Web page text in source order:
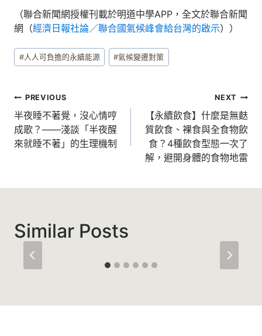
（聯合新聞網授權刊載於明道中學APP，全文於聯合新聞
網（經濟日報社論／聯合國氣候峰會給台灣的啟示））
Post
Tags:
#人人可負擔的永續能源 #氣候變遷對策
文
章
導
PREVIOUS
半夜睡不著覺，沒心情哼
成歌？——淺談「半夜醒
來就睡不著」的生理機制
NEXT
【永續飲食】什麼是無麩
質飲食、裸食與全食物飲
食？4種飲食型態一次了
解，避開身體的食物地雷
Similar Posts